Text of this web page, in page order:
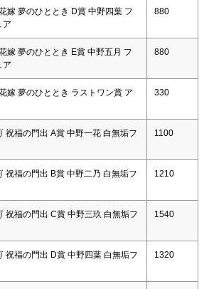
嫁 夢のひととき D賞 中野四葉 フ
ア
880
嫁 夢のひととき E賞 中野五月 フ
ア
880
嫁 夢のひととき ラストワン賞 ア
330
祝福の門出 A賞 中野一花 白無垢フ
1100
祝福の門出 B賞 中野二乃 白無垢フ
1210
祝福の門出 C賞 中野三玖 白無垢フ
1540
祝福の門出 D賞 中野四葉 白無垢フ
1320